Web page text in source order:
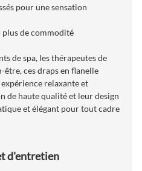
pour une sensation
plus de commodité
de spa, les thérapeutes de
être, ces draps en flanelle
relaxante et
de haute qualité et leur design
et élégant pour tout cadre
d'entretien